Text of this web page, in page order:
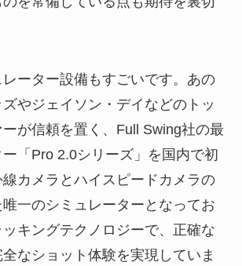
ーター設備もすごいです。あの
やジェイソン・デイなどのトッ
が信頼を置く、Full Swing社の最
「Pro 2.0シリーズ」を国内で初
カメラとハイスピードカメラの
一のシミュレーターとなってお
ッキングテクノロジーで、正確な
なショット体験を実現していま